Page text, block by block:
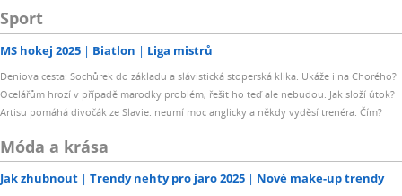
Sport
MS hokej 2025 Biatlon Liga mistrů
Deniova cesta: Sochůrek do základu a slávistická stoperská klika. Ukáže i na Chorého?
Ocelářům hrozí v případě marodky problém, řešit ho teď ale nebudou. Jak složí útok?
Artisu pomáhá divočák ze Slavie: neumí moc anglicky a někdy vyděsí trenéra. Čím?
Móda a krása
Jak zhubnout Trendy nehty pro jaro 2025 Nové make-up trendy